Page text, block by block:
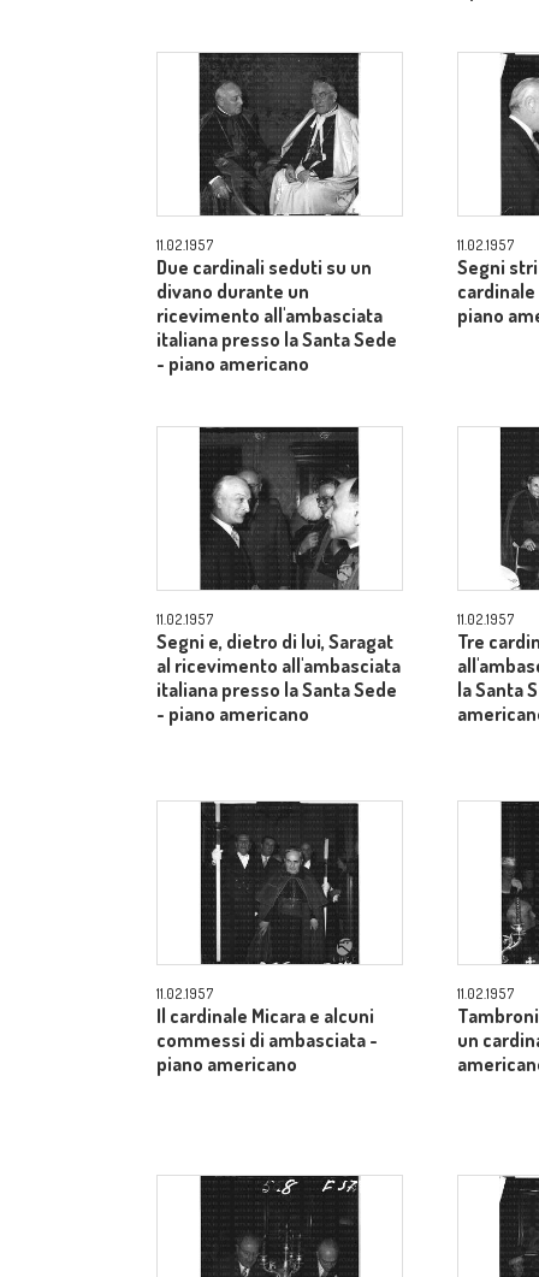
11.02.1957
Due cardinali seduti su un
divano durante un
ricevimento all'ambasciata
italiana presso la Santa Sede
- piano americano
11.02.1957
Segni
piano
11.02.1957
Segni e, dietro di lui, Saragat
al ricevimento all'ambasciata
italiana presso la Santa Sede
- piano americano
11.02.1957
Tre
la Santa
11.02.1957
Il cardinale Micara e alcuni
commessi di ambasciata -
piano americano
11.02.1957
un